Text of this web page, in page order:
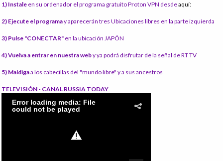
1) Instale en su ordenador el programa gratuito Proton VPN desdeaquí:
2) Ejecute el programay aparecerán tres Ubicaciones libres en la parte izquierda
3) Pulse "CONECTAR" en la ubicación JAPÓN
4) Vuelva a entrar en nuestra weby ya podrá disfrutar de la señal de RT TV
5) Maldigaa los cabecillas del "mundo libre" y a sus ancestros
TELEVISIÓN - CANAL RUSSIA TODAY